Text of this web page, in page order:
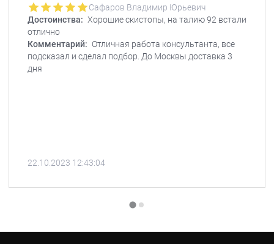
Сафаров Владимир Юрьевич
Достоинства:
отлично
Комментарий:
подсказал и сделал подбор. До Москвы доставка 3
дня
22.10.2023 12:43:04